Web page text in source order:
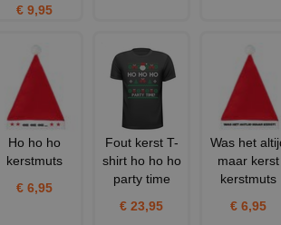
€ 9,95
Ho ho ho
kerstmuts
€ 6,95
Fout kerst T-
shirt ho ho ho
party time
€ 23,95
Was het
maar kerst
kerstmuts
€ 6,95